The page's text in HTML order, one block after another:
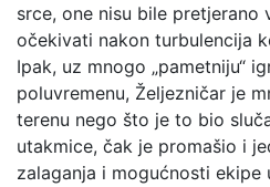
srce, one nisu bile pretjerano
očekivati nakon turbulencija
Ipak, uz mnogo „pametniju“
poluvremenu, Željezničar je
terenu nego što je to bio
utakmice, čak je promašio i
zalaganja i mogućnosti